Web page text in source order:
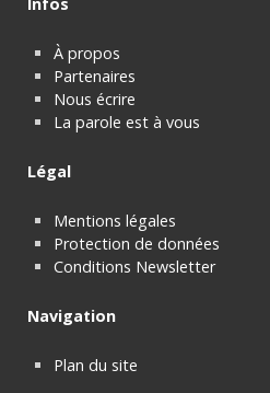
À propos
Partenaires
Nous écrire
La parole est à vous
Légal
Mentions légales
Protection de données
Conditions Newsletter
Navigation
Plan du site